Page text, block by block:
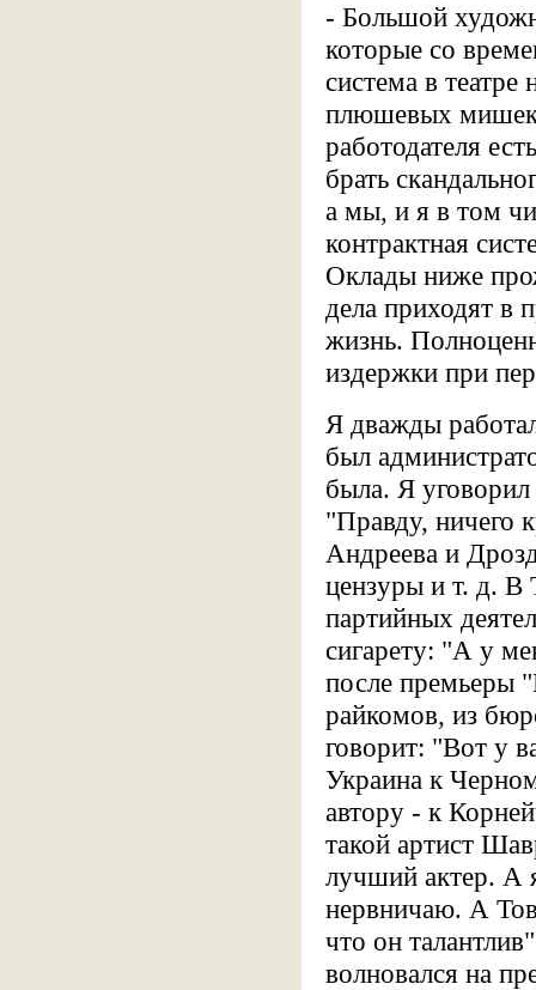
- Большой
которые со
система в
плюшевых
работодателя
брать
а мы, и я в том
контрактная
Оклады ниже
дела приходят в
жизнь.
издержки при
Я дважды
был
была. Я уговорил
"Правду, ничего
Андреева и
цензуры и т. д. В
партийных
сигарету: "А у
после премьеры
райкомов, из
говорит: "Вот у
Украина к
автору - к
такой артист
лучший актер. А
нервничаю. А
что он
волновался на